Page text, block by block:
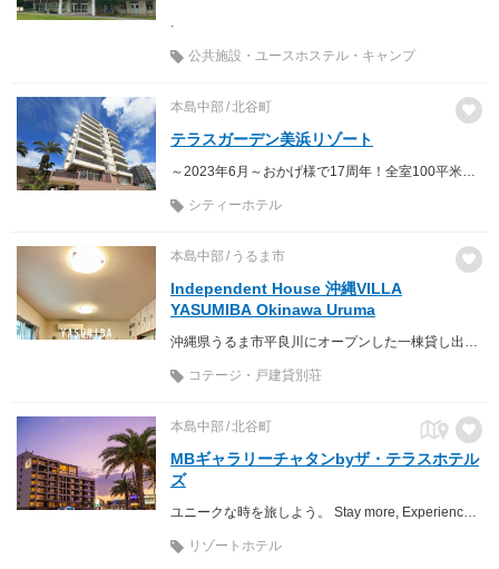
公共施設・ユースホステル・キャンプ
本島中部 北谷町
テラスガーデン美浜リゾート
～2023年6月～おかげ様で17周年！全室100平米の客室はテラス・ジャグジー付。 全プランにお客様満足度№1の無料レンタカーが付いてお得♪
シティーホテル
本島中部 うるま市
Independent House 沖縄VILLA
YASUMIBA Okinawa Uruma
コテージ・戸建貸別荘
本島中部 北谷町
MBギャラリーチャタンbyザ・テラスホテル
ズ
ユニークな時を旅しよう。 Stay more, Experience more!
リゾートホテル